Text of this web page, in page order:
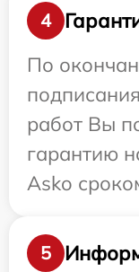
4
По
работ Вы
гарантию
Asko
5